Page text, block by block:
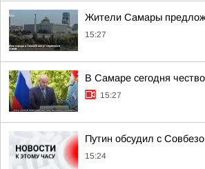
Жители Самары
15:27
В Самаре сегодня
15:27
Путин обсудил с
15:24